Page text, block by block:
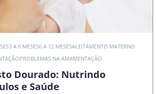
3 A 6 MESES6 A 12 MESESALEITAMENTO MATERNO
PROBLEMAS NA AMAMENTAÇÃO
Dourado: Nutrindo
e Saúde